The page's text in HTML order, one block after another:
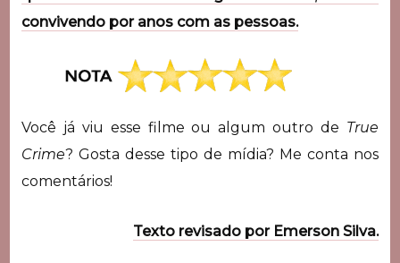
convivendo por anos com as pessoas.
Você já viu esse filme ou algum outro de True
Crime? Gosta desse tipo de mídia? Me conta nos
comentários!
Texto revisado por Emerson Silva.